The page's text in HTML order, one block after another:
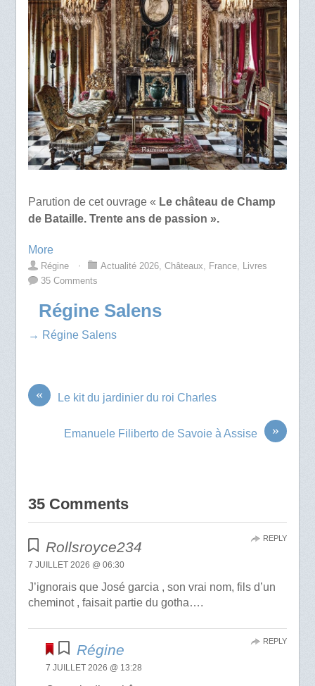
Parution de cet ouvrage « Le château de Champ
de Bataille. Trente ans de passion ».
More
Régine ⋅ Actualité 2026, Châteaux France, Livres
35 Comments
Régine Salens
→ Régine Salens
« Le kit du jardinier du roi Charles
»
Emanuele Filiberto de Savoie à Assise
35 Comments
Rollsroyce234
7 JUILLET 2026 @ 06:30
J’ignorais que José garcia , son vrai nom, fils d’un
cheminot , faisait partie du gotha….
REPLY
Régine
7 JUILLET 2026 @ 13:28
REPLY